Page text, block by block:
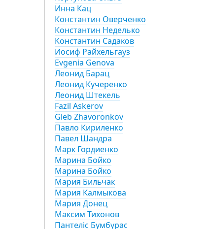
Инна Кац
Константин Оверченко
Константин Неделько
Константин Садаков
Иосиф Райхельгауз
Evgenia Genova
Леонид Барац
Леонид Кучеренко
Леонид Штекель
Fazil Askerov
Gleb Zhavoronkov
Павло Кириленко
Павел Шандра
Марк Гордиенко
Марина Бойко
Марина Бойко
Мария Бильчак
Мария Калмыкова
Мария Донец
Максим Тихонов
Пантеліс Бумбурас